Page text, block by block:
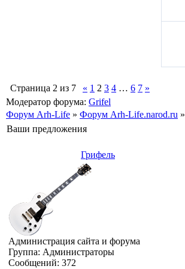
Страница 2 из 7 « 1 2 3 4 … 6 7 »
Модератор форума: Grifel
Форум Arh-Life » Форум Arh-Life.narod.ru »
Ваши предложения
Грифель
Администрация сайта и форума
Группа: Администраторы
Сообщений: 372